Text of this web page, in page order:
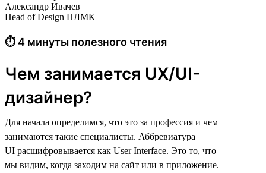
Александр Ивачев
Head of Design НЛМК
⏱ 4 минуты полезного чтения
Чем занимается UX/UI-
дизайнер?
Для начала определимся, что это за профессия и чем
занимаются такие специалисты. Аббревиатура
UI расшифровывается как User Interface. Это то, что
мы видим, когда заходим на сайт или в приложение.